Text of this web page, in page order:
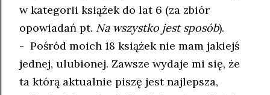
w kategorii książek do lat 6 (za zbiór
opowiadań pt. Na wszystko jest sposób).
- Pośród moich 18 książek nie mam jakiejś
jednej, ulubionej. Zawsze wydaje mi się, że
ta którą aktualnie piszę jest najlepsza,